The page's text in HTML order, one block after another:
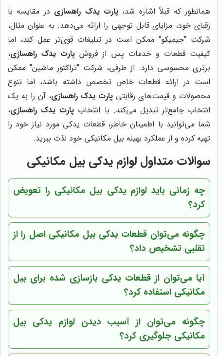
همانطور که قبلاً اشاره شد، پارت یدک راهسازی در مقایسه با
رقبای خود، مزایای قابل توجهی را ارائه می‌دهد. به عنوان مثال،
شرکت "جیمیکو" ممکن است در تبلیغات قوی‌تر عمل کند، اما
کیفیت قطعات و خدمات پس از فروش پارت یدک راهسازی،
برتری محسوسی دارد. از طرفی، شرکت "تراکتور ماشین" ممکن
است در ارائه قطعات خاص تخصص داشته باشد، اما تنوع
محصولات و قیمت‌های رقابتی پارت یدک راهسازی، آن را به یک
انتخاب جامع‌تر تبدیل می‌کند. با انتخاب پارت یدک راهسازی،
شما می‌توانید با اطمینان خاطر، قطعات یدکی مورد نیاز خود را
تهیه کرده و از عملکرد بهینه بیل مکانیکی خود لذت ببرید.
سوالات متداول لوازم یدکی بیل مکانیکی
چه زمانی باید لوازم یدکی بیل مکانیکی را تعویض
کرد؟
چگونه می‌توان قطعات یدکی بیل مکانیکی اصل را از
تقلبی تشخیص داد؟
آیا می‌توان از قطعات یدکی بازسازی شده برای بیل
مکانیکی استفاده کرد؟
چگونه می‌توان از آسیب دیدن لوازم یدکی بیل
مکانیکی جلوگیری کرد؟